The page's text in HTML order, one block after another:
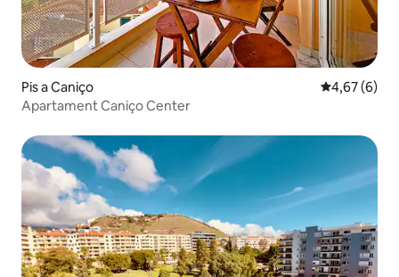
Pis a Caniço 4,67 de
4,67 (6)
Apartament Caniço Center